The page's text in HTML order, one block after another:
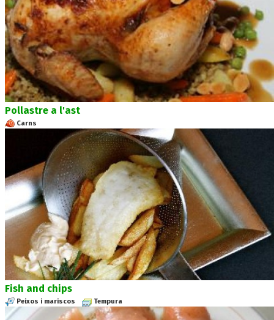
Pollastre a l'ast
Carns
Fish and chips
Peixos i mariscos Tempura